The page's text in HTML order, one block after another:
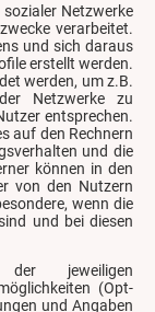
Netzwerke
verarbeitet.
und sich daraus
erstellt werden.
werden, um z.B.
Netzwerke zu
entsprechen.
auf den Rechnern
und die
können in den
von den Nutzern
wenn die
und bei diesen
jeweiligen
(Opt-
und Angaben